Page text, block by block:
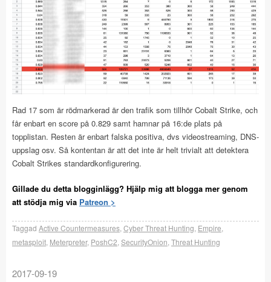
Rad 17 som är rödmarkerad är den trafik som tillhör Cobalt Strike, och
får enbart en score på 0.829 samt hamnar på 16:de plats på
topplistan. Resten är enbart falska positiva, dvs videostreaming, DNS-
uppslag osv. Så kontentan är att det inte är helt trivialt att detektera
Cobalt Strikes standardkonfigurering.
Gillade du detta blogginlägg? Hjälp mig att blogga mer genom
att stödja mig via Patreon >
Taggad Active Countermeasures Cyber Threat Hunting Empire
metasploit Meterpreter, PoshC2 SecurityOnion Threat Hunting
2017-09-19